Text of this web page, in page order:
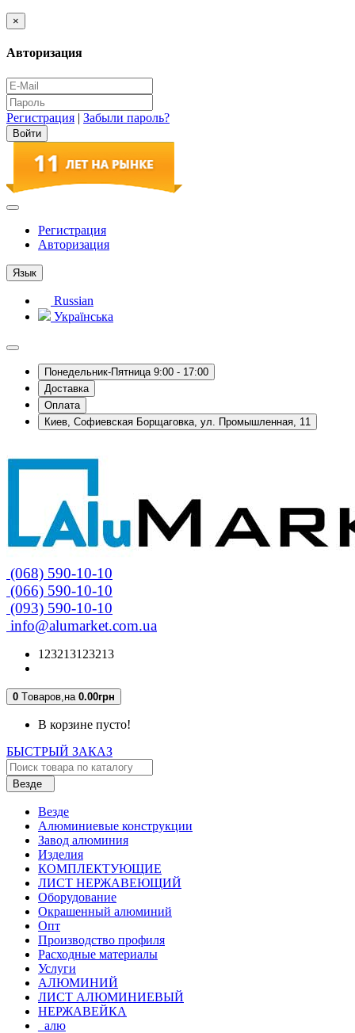
×
Авторизация
Регистрация | Забыли пароль?
Регистрация
Авторизация
Язык
Russian
Українська
Понедельник-Пятница 9:00 - 17:00
Доставка
Оплата
Киев, Софиевская Борщаговка, ул. Промышленная, 11
(068) 590-10-10
(066) 590-10-10
(093) 590-10-10
info@alumarket.com.ua
123213123213
0 Tоваров, на 0.00грн
В корзине пусто!
БЫСТРЫЙ ЗАКАЗ
Везде
Везде
Алюминиевые конструкции
Завод алюминия
Изделия
КОМПЛЕКТУЮЩИЕ
ЛИСТ НЕРЖАВЕЮЩИЙ
Оборудование
Окрашенный алюминий
Опт
Производство профиля
Расходные материалы
Услуги
АЛЮМИНИЙ
ЛИСТ АЛЮМИНИЕВЫЙ
НЕРЖАВЕЙКА
_алю